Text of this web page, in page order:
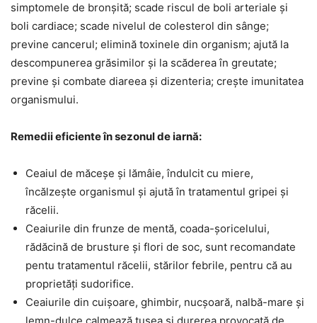
simptomele de bronșită; scade riscul de boli arteriale și
boli cardiace; scade nivelul de colesterol din sânge;
previne cancerul; elimină toxinele din organism; ajută la
descompunerea grăsimilor și la scăderea în greutate;
previne și combate diareea și dizenteria; crește imunitatea
organismului.
Remedii eficiente în sezonul de iarnă:
Ceaiul de măceșe și lămâie, îndulcit cu miere,
încălzește organismul și ajută în tratamentul gripei și
răcelii.
Ceaiurile din frunze de mentă, coada-șoricelului,
rădăcină de brusture și flori de soc, sunt recomandate
pentu tratamentul răcelii, stărilor febrile, pentru că au
proprietăți sudorifice.
Ceaiurile din cuișoare, ghimbir, nucșoară, nalbă-mare și